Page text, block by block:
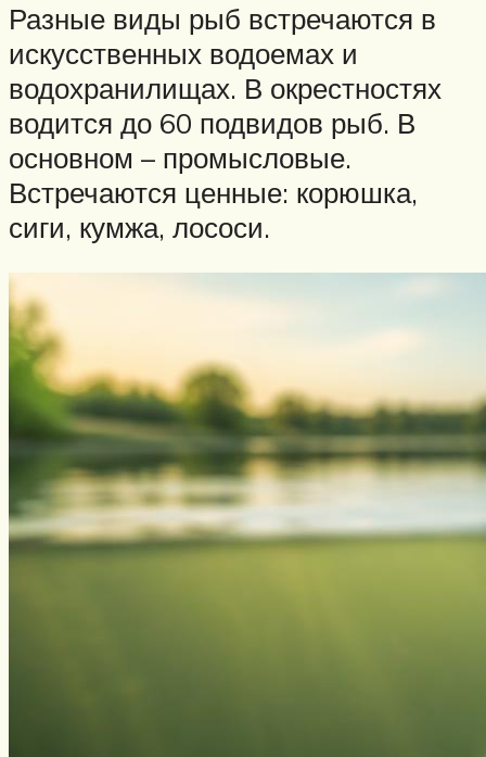
Разные виды рыб встречаются в
искусственных водоемах и
водохранилищах. В окрестностях
водится до 60 подвидов рыб. В
основном – промысловые.
Встречаются ценные: корюшка,
сиги, кумжа, лососи.